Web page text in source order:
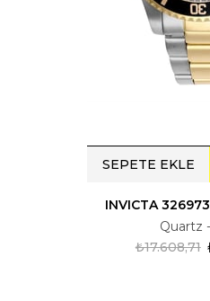
INVICTA
Quartz
₺17.608,71
SEPETE EKLE